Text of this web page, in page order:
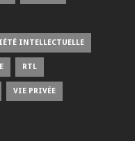
INTELLECTUELLE
RTL
VIE PRIVÉE